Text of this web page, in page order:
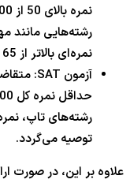
نمره بالای 50 از 0
رشته‌هایی مانند
نمره‌ای بالاتر از 65
حداقل نمره کل
رشته‌های تاپ،
توصیه می‌گردد.